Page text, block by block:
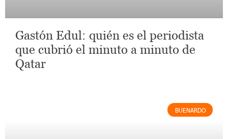
Gastón Edul: quién es el periodista
que cubrió el minuto a minuto de
Qatar
BUENARDO